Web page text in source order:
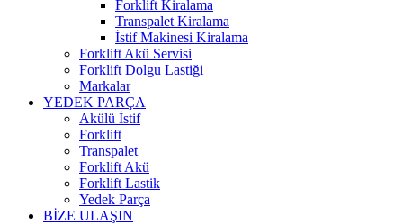
Forklift Kiralama
Transpalet Kiralama
İstif Makinesi Kiralama
Forklift Akü Servisi
Forklift Dolgu Lastiği
Markalar
YEDEK PARÇA
Akülü İstif
Forklift
Transpalet
Forklift Akü
Forklift Lastik
Yedek Parça
BİZE ULAŞIN